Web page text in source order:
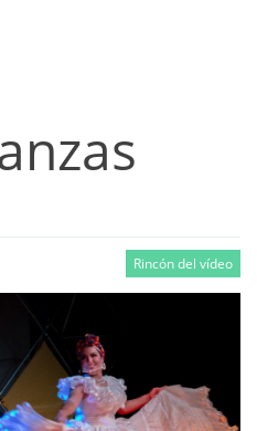
Rincón del vídeo